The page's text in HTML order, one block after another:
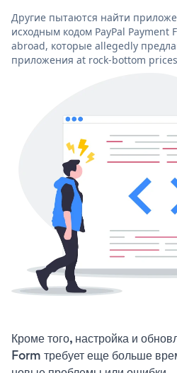
Другие пытаются найти
исходным кодом PayPal Payment
abroad, которые allegedly
приложения at rock-bottom
Кроме того, настройка и
Form требует еще больше